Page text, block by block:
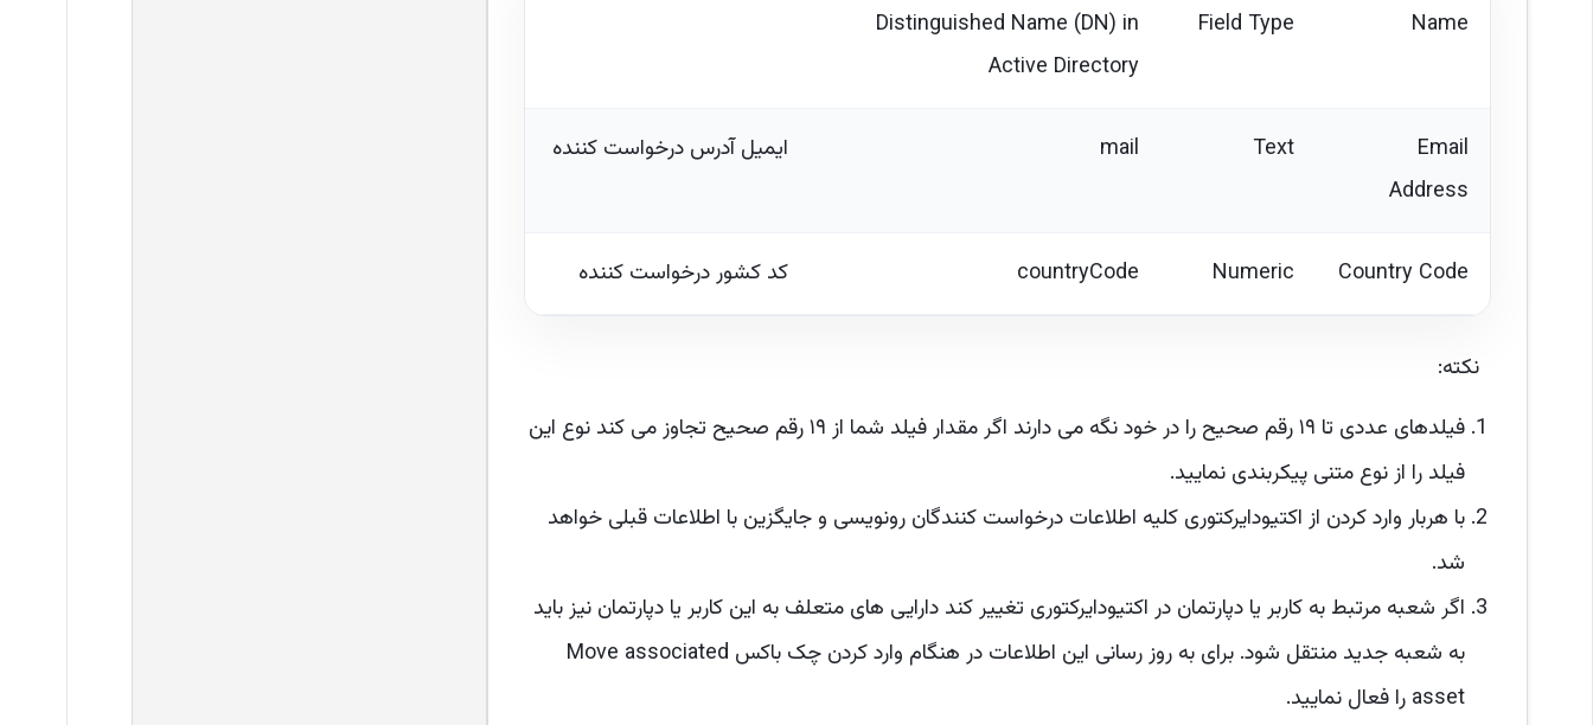
Name
Field Type
Distinguished Name (DN) in
Active Directory
Email
Address
Text
mail ایمیل آدرس درخواست کننده
Country Code
Numeric
countryCode کد کشور درخواست کننده
نکته:
فیلدهای عددی تا ۱۹ رقم صحیح را در خود نگه می دارند اگر مقدار فیلد شما از ۱۹ رقم صحیح تجاوز می کند نوع این
فیلد را از نوع متنی پیکربندی نمایید.
با هربار وارد کردن از اکتیودایرکتوری کلیه اطلاعات درخواست کنندگان رونویسی و جایگزین با اطلاعات قبلی خواهد
شد.
اگر شعبه مرتبط به کاربر یا دپارتمان در اکتیودایرکتوری تغییر کند دارایی های متعلف به این کاربر یا دپارتمان نیز باید
به شعبه جدید منتقل شود. برای به روز رسانی این اطلاعات در هنگام وارد کردن چک باکس Move associated
asset را فعال نمایید.